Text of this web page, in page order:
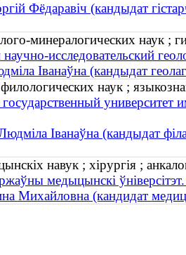
Фёдаравіч (кандыдат
минералогических наук ;
исследовательский
Іванаўна (кандыдат
наук ;
Іванаўна (кандыдат
навук ; хірургія ;
медыцынскі
Михайловна (кандидат